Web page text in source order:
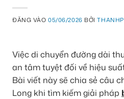
ĐĂNG VÀO05/06/2026 BỞI
Việc di chuyển đường dài
an tâm tuyệt đối về hiệu
Bài viết này sẽ chia sẻ câu
Long khi tìm kiếm giải pháp